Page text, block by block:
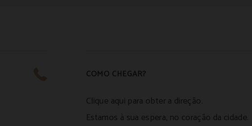
COMO CHEGAR?
Clique aqui para obter a direção.
Estamos à sua espera, no coração da cidade.